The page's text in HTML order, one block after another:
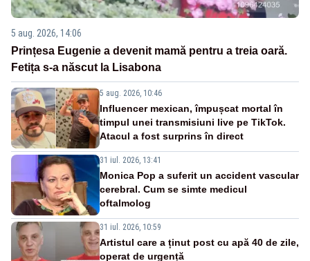
5 aug. 2026, 14:06
Prințesa Eugenie a devenit mamă pentru a treia oară.
Fetița s-a născut la Lisabona
5 aug. 2026, 10:46
Influencer mexican, împușcat mortal în
timpul unei transmisiuni live pe TikTok.
Atacul a fost surprins în direct
31 iul. 2026, 13:41
Monica Pop a suferit un accident vascular
cerebral. Cum se simte medicul
oftalmolog
31 iul. 2026, 10:59
Artistul care a ținut post cu apă 40 de zile,
operat de urgență